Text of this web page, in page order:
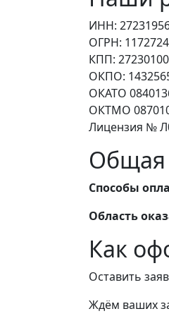
ИНН:
ОГРН:
КПП:
ОКПО:
ОКАТО
ОКТМО
Лицензия №
Способы
Область
Как
Оставить
Ждём ваших